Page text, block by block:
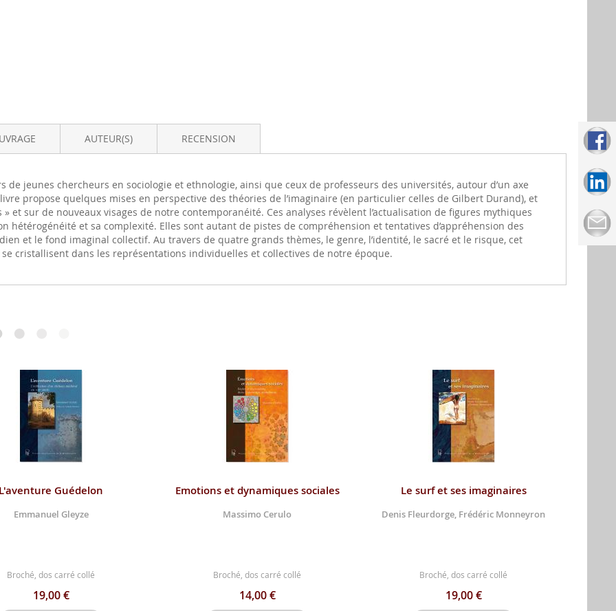
de jeunes chercheurs en sociologie et ethnologie, ainsi que ceux de professeurs des universités, autour d’un axe
propose quelques mises en perspective des théories de l’imaginaire (en particulier celles de Gilbert Durand), et
et sur de nouveaux visages de notre contemporanéité. Ces analyses révèlent l’actualisation de figures mythiques
hétérogénéité et sa complexité. Elles sont autant de pistes de compréhension et tentatives d’appréhension des
et le fond imaginal collectif. Au travers de quatre grands thèmes, le genre, l’identité, le sacré et le risque, cet
cristallisent dans les représentations individuelles et collectives de notre époque.
AUTEUR(S) RECENSION
L'aventure Guédelon
Emmanuel Gleyze
Broché, dos carré collé
19,00 €
Emotions et dynamiques sociales
Massimo Cerulo
Broché, dos carré collé
14,00 €
Le surf et ses imaginaires
Denis Fleurdorge, Frédéric Monneyron
Broché, dos carré collé
19,00 €